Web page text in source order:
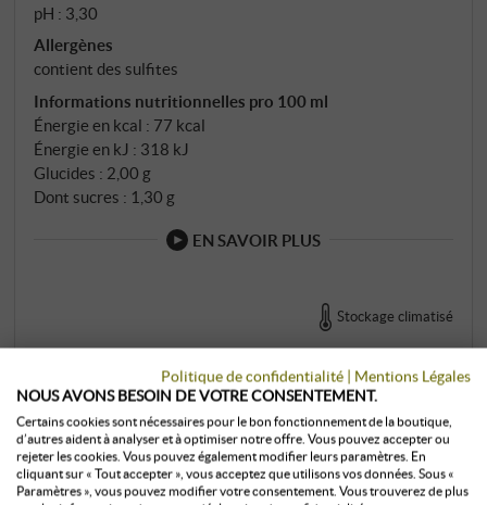
pH : 3,30
Allergènes
contient des sulfites
Informations nutritionnelles pro 100 ml
Énergie en kcal : 77 kcal
Énergie en kJ : 318 kJ
Glucides : 2,00 g
Dont sucres : 1,30 g
EN SAVOIR PLUS
Stockage climatisé
disponible immédiatement
11,90 €
+
Politique de confidentialité | Mentions Légales
NOUS AVONS BESOIN DE VOTRE CONSENTEMENT.
Certains cookies sont nécessaires pour le bon fonctionnement de la boutique,
d’autres aident à analyser et à optimiser notre offre. Vous pouvez accepter ou
rejeter les cookies. Vous pouvez également modifier leurs paramètres. En
cliquant sur « Tout accepter », vous acceptez que utilisons vos données. Sous «
Paramètres », vous pouvez modifier votre consentement. Vous trouverez de plus